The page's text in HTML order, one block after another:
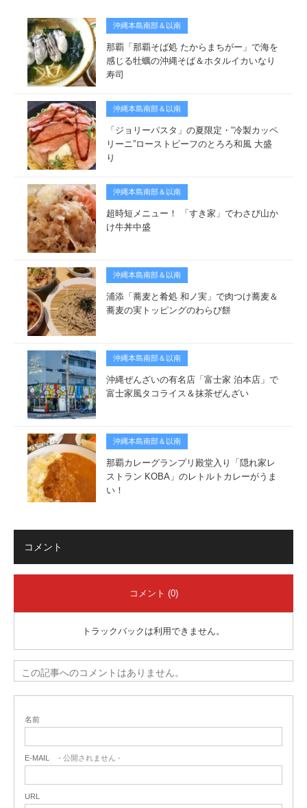
沖縄本島南部＆以南
那覇「那覇そば処 たからまちがー」で海を
感じる牡蠣の沖縄そば＆ホタルイカいなり
寿司
沖縄本島南部＆以南
「ジョリーパスタ」の夏限定・“冷製カッペ
リーニ”ローストビーフのとろろ和風 大盛
り
沖縄本島南部＆以南
超時短メニュー！ 「すき家」でわさび山か
け牛丼中盛
沖縄本島南部＆以南
浦添「蕎麦と肴処 和ノ実」で肉つけ蕎麦＆
蕎麦の実トッピングのわらび餅
沖縄本島南部＆以南
沖縄ぜんざいの有名店「富士家 泊本店」で
富士家風タコライス＆抹茶ぜんざい
沖縄本島南部＆以南
那覇カレーグランプリ殿堂入り「隠れ家レ
ストラン KOBA」のレトルトカレーがうま
い！
コメント
コメント (0)
トラックバックは利用できません。
この記事へのコメントはありません。
名前
E-MAIL - 公開されません -
URL